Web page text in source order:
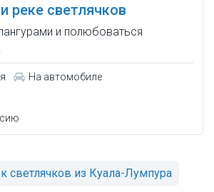
реке светлячков
и полюбоваться
На автомобиле
светлячков из Куала-Лумпура